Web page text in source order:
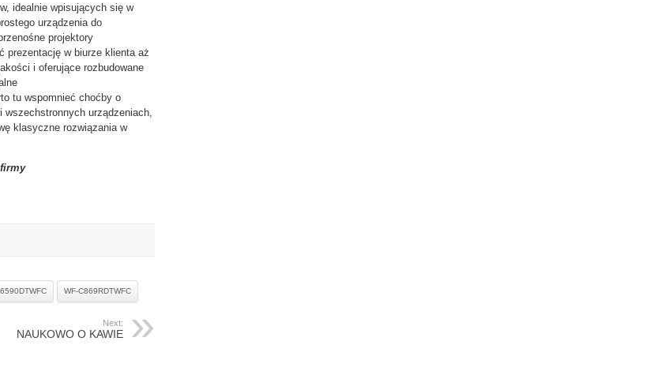
idealnie wpisujących się w
urządzenia do
projektory
prezentację w biurze klienta aż
i oferujące rozbudowane
tu wspomnieć choćby o
urządzeniach,
klasyczne rozwiązania w
WF-C869RDTWFC
Next:
NAUKOWO O KAWIE